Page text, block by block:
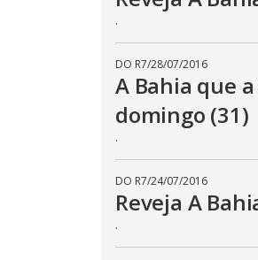
.
DO R7/28/07/2016
A Bahia que
domingo (31)
.
DO R7/24/07/2016
Reveja A
.